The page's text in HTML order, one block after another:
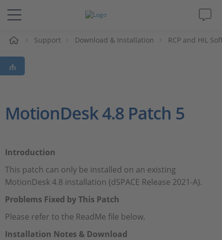
Lösungen & Produkte
Support
Unternehmen
Karriere
Support Download & Installation RCP and HIL
MotionDesk 4.8 Patch 5
Introduction
This patch can only be installed on an existing
MotionDesk 4.8 installation (dSPACE Release 2021-A).
Problems Fixed by This Patch
Please refer to the ReadMe file below.
Installation Notes & Download